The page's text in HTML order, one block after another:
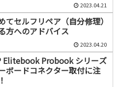
2023.04.21
てセルフリペア（自分修理）
方へのアドバイス
2023.04.20
Elitebook Probook シリーズ
ボードコネクター取付に注